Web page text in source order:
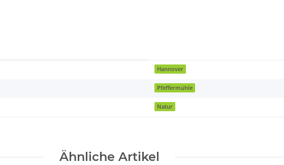
Hannover
Pfeffermühle
Natur
Ähnliche Artikel